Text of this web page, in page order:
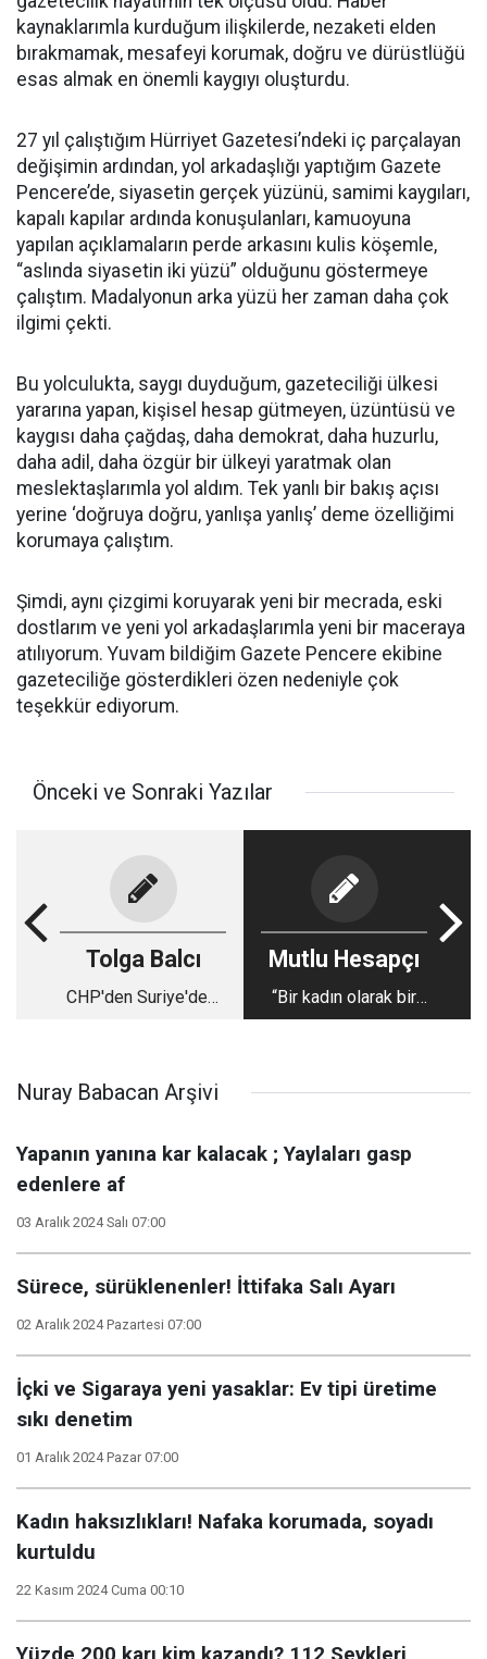
kaynaklarımla kurduğum ilişkilerde, nezaketi elden
bırakmamak, mesafeyi korumak, doğru ve dürüstlüğü
esas almak en önemli kaygıyı oluşturdu.
27 yıl çalıştığım Hürriyet Gazetesi’ndeki iç parçalayan
değişimin ardından, yol arkadaşlığı yaptığım Gazete
Pencere’de, siyasetin gerçek yüzünü, samimi kaygıları,
kapalı kapılar ardında konuşulanları, kamuoyuna
yapılan açıklamaların perde arkasını kulis köşemle,
“aslında siyasetin iki yüzü” olduğunu göstermeye
çalıştım. Madalyonun arka yüzü her zaman daha çok
ilgimi çekti.
Bu yolculukta, saygı duyduğum, gazeteciliği ülkesi
yararına yapan, kişisel hesap gütmeyen, üzüntüsü ve
kaygısı daha çağdaş, daha demokrat, daha huzurlu,
daha adil, daha özgür bir ülkeyi yaratmak olan
meslektaşlarımla yol aldım. Tek yanlı bir bakış açısı
yerine ‘doğruya doğru, yanlışa yanlış’ deme özelliğimi
korumaya çalıştım.
Şimdi, aynı çizgimi koruyarak yeni bir mecrada, eski
dostlarım ve yeni yol arkadaşlarımla yeni bir maceraya
atılıyorum. Yuvam bildiğim Gazete Pencere ekibine
gazeteciliğe gösterdikleri özen nedeniyle çok
teşekkür ediyorum.
Önceki ve Sonraki Yazılar
Tolga Balcı
CHP'den Suriye'deki
bir parçası
Mutlu Hesapçı
“Bir kadın olarak bir
varoluş kaygısı
Nuray Babacan Arşivi
Yapanın yanına kar kalacak ; Yaylaları gasp
edenlere af
03 Aralık 2024 Salı 07:00
Sürece, sürüklenenler! İttifaka Salı Ayarı
02 Aralık 2024 Pazartesi 07:00
İçki ve Sigaraya yeni yasaklar: Ev tipi üretime
sıkı denetim
01 Aralık 2024 Pazar 07:00
Kadın haksızlıkları! Nafaka korumada, soyadı
kurtuldu
22 Kasım 2024 Cuma 00:10